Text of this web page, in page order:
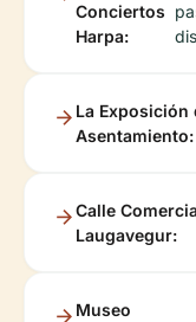
Conciertos
Harpa:
La Exposición
Asentamiento:
Calle
Laugavegur:
Museo